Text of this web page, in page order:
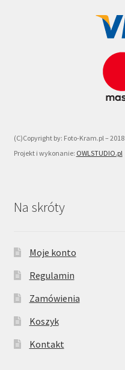
(C)Copyright by: Foto-Kram.pl – 2018
Projekt i wykonanie: OWLSTUDIO.pl
Na skróty
Moje konto
Regulamin
Zamówienia
Koszyk
Kontakt